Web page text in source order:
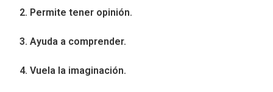
2. Permite tener opinión.
3. Ayuda a comprender.
4. Vuela la imaginación.